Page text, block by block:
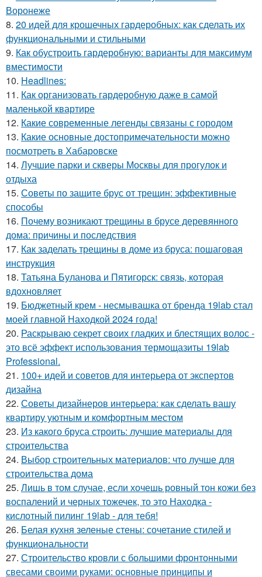
Воронеже
8. 20 идей для крошечных гардеробных: как сделать их
функциональными и стильными
9. Как обустроить гардеробную: варианты для максимум
вместимости
10. Headlines:
11. Как организовать гардеробную даже в самой
маленькой квартире
12. Какие современные легенды связаны с городом
13. Какие основные достопримечательности можно
посмотреть в Хабаровске
14. Лучшие парки и скверы Москвы для прогулок и
отдыха
15. Советы по защите брус от трещин: эффективные
способы
16. Почему возникают трещины в брусе деревянного
дома: причины и последствия
17. Как заделать трещины в доме из бруса: пошаговая
инструкция
18. Татьяна Буланова и Пятигорск: связь, которая
вдохновляет
19. Бюджетный крем - несмывашка от бренда 19lab стал
моей главной Находкой 2024 года!
20. Раскрываю секрет своих гладких и блестящих волос -
это всё эффект использования термощазиты 19lab
Professional.
21. 100+ идей и советов для интерьера от экспертов
дизайна
22. Советы дизайнеров интерьера: как сделать вашу
квартиру уютным и комфортным местом
23. Из какого бруса строить: лучшие материалы для
строительства
24. Выбор строительных материалов: что лучше для
строительства дома
25. Лишь в том случае, если хочешь ровный тон кожи без
воспалений и черных тожечек, то это Находка -
кислотный пилинг 19lab - для тебя!
26. Белая кухня зеленые стены: сочетание стилей и
функциональности
27. Строительство кровли с большими фронтонными
свесами своими руками: основные принципы и